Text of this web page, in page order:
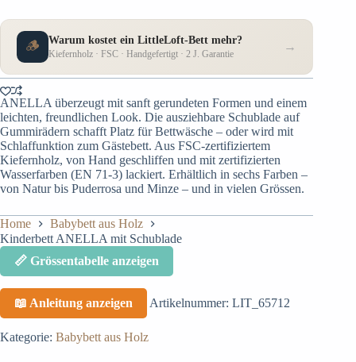
🪵 Warum kostet ein LittleLoft-Bett mehr?
Kiefernholz · FSC · Handgefertigt · 2 J. Garantie
→
ANELLA überzeugt mit sanft gerundeten Formen und einem
leichten, freundlichen Look. Die ausziehbare Schublade auf
Gummirädern schafft Platz für Bettwäsche – oder wird mit
Schlaffunktion zum Gästebett. Aus FSC-zertifiziertem
Kiefernholz, von Hand geschliffen und mit zertifizierten
Wasserfarben (EN 71-3) lackiert. Erhältlich in sechs Farben –
von Natur bis Puderrosa und Minze – und in vielen Grössen.
Home
Babybett aus Holz
Kinderbett ANELLA mit Schublade
📏 Grössentabelle anzeigen
📖 Anleitung anzeigen Artikelnummer: LIT_65712
Kategorie: Babybett aus Holz